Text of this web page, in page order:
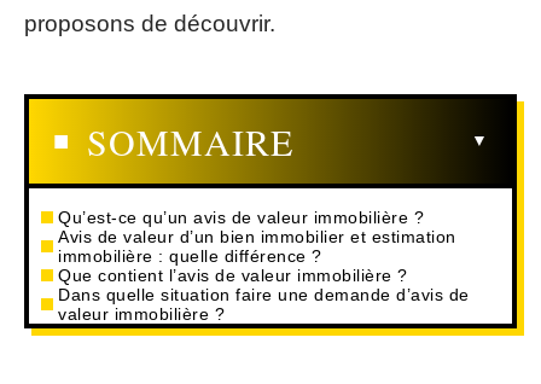
proposons de découvrir.
SOMMAIRE
Qu’est-ce qu’un avis de valeur immobilière ?
Avis de valeur d’un bien immobilier et estimation
immobilière : quelle différence ?
Que contient l’avis de valeur immobilière ?
Dans quelle situation faire une demande d’avis de
valeur immobilière ?